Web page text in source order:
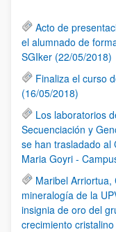
Acto de
el alumnado de
SGIker (22/05/2018)
Finaliza el curso
(16/05/2018)
Los laboratorios
Secuenciación y
se han trasladado al
Maria Goyri -
Maribel
mineralogía de la
insignia de oro del
crecimiento